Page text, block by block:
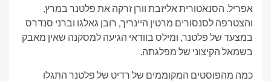
אפריל. הסנאטורית אליזבת וורן זרקה את פלטנר במרץ,
והצטרפה לסנסורים מרטין היינריך, רובן גאלגו וברני סנדרס
במצעד של פלטנר, ומילס בוודאי הגיעה למסקנה שאין מאבק
בשמאל הקיצוני של מפלגתה.
כמה מהפוסטים המקוממים של רדיט של פלטנר התגלו